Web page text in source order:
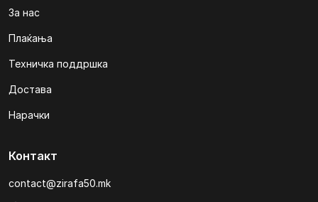
За нас
Плаќања
Техничка поддршка
Достава
Нарачки
Контакт
contact@zirafa50.mk